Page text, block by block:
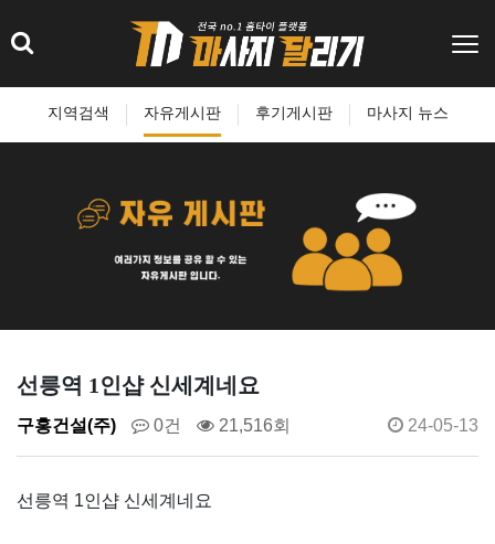
지역검색 자유게시판 후기게시판 마사지 뉴스
선릉역 1인샵 신세계네요
구홍건설(주) 0건 21,516회 24-05-13
선릉역 1인샵 신세계네요